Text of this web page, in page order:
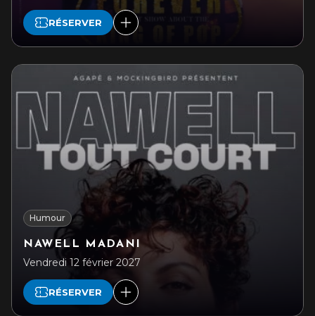
RÉSERVER
Humour
NAWELL MADANI
Vendredi 12 février 2027
RÉSERVER